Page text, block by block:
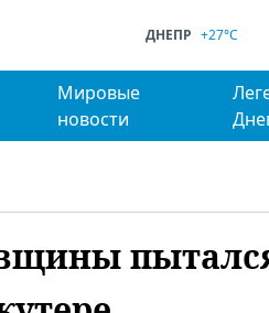
ДНЕПР +27°C
Мировые
новости